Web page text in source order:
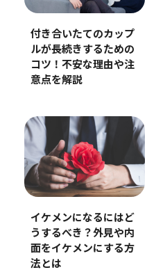
付き合いたてのカップ
ルが長続きするための
コツ！不安な理由や注
意点を解説
イケメンになるにはど
うするべき？外見や内
面をイケメンにする方
法とは